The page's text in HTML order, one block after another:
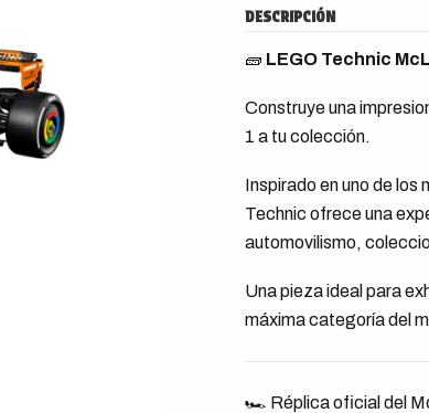
DESCRIPCIÓN
🧱 LEGO Technic
Construye una
1 a tu colección.
Inspirado en uno de
Technic ofrece una
automovilismo,
Una pieza ideal para
máxima categoría del
🏎️ Réplica oficial del